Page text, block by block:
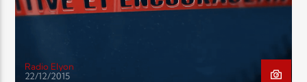
Radio Elyon
22/12/2015